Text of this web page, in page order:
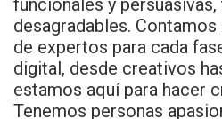
funcionales y
desagradables.
de expertos para cada
digital, desde creativos
estamos aquí para hacer
Tenemos personas